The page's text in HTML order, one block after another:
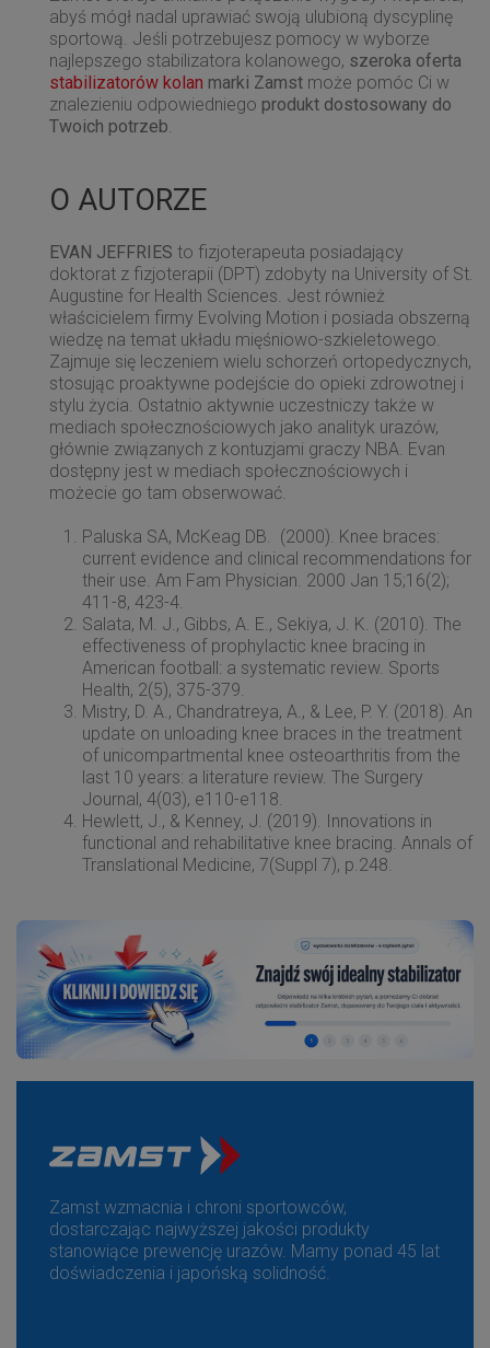
abyś mógł nadal uprawiać swoją ulubioną dyscyplinę
sportową. Jeśli potrzebujesz pomocy w wyborze
najlepszego stabilizatora kolanowego, szeroka oferta
stabilizatorów kolan marki Zamst może pomóc Ci w
znalezieniu odpowiedniego produkt dostosowany do
Twoich potrzeb
O AUTORZE
EVAN JEFFRIES to fizjoterapeuta posiadający
doktorat z fizjoterapii (DPT) zdobyty na University of St.
Augustine for Health Sciences. Jest również
właścicielem firmy Evolving Motion i posiada obszerną
wiedzę na temat układu mięśniowo-szkieletowego.
Zajmuje się leczeniem wielu schorzeń ortopedycznych,
stosując proaktywne podejście do opieki zdrowotnej i
stylu życia. Ostatnio aktywnie uczestniczy także w
mediach społecznościowych jako analityk urazów,
głównie związanych z kontuzjami graczy NBA. Evan
dostępny jest w mediach społecznościowych i
możecie go tam obserwować.
Paluska SA, McKeag DB. (2000). Knee braces:
current evidence and clinical recommendations for
their use. Am Fam Physician. 2000 Jan 15;16(2);
411-8, 423-4.
Salata, M. J., Gibbs, A. E., Sekiya, J. K. (2010). The
effectiveness of prophylactic knee bracing in
American football: a systematic review. Sports
Health, 2(5), 375-379.
Mistry, D. A., Chandratreya, A., & Lee, P. Y. (2018). An
update on unloading knee braces in the treatment
of unicompartmental knee osteoarthritis from the
last 10 years: a literature review. The Surgery
Journal, 4(03), e110-e118.
Hewlett, J., & Kenney, J. (2019). Innovations in
functional and rehabilitative knee bracing. Annals of
Translational Medicine, 7(Suppl 7), p.248.
Zamst wzmacnia i chroni sportowców,
dostarczając najwyższej jakości produkty
stanowiące prewencję urazów. Mamy ponad 45 lat
doświadczenia i japońską solidność.